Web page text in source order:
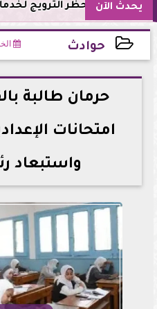
يحدث الآن
وحظر الترويج لخدماتها
حوادث
2026-06-04 13:06:10
حرمان طالبة
امتحانات
واستبعاد